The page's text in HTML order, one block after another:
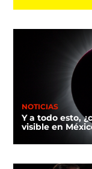
NOTICIAS
Y a todo esto,
visible en